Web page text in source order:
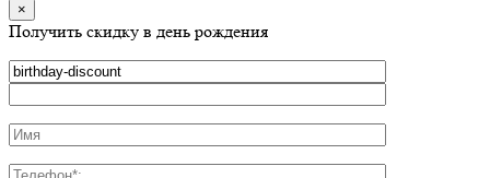
×
Получить скидку в день рождения